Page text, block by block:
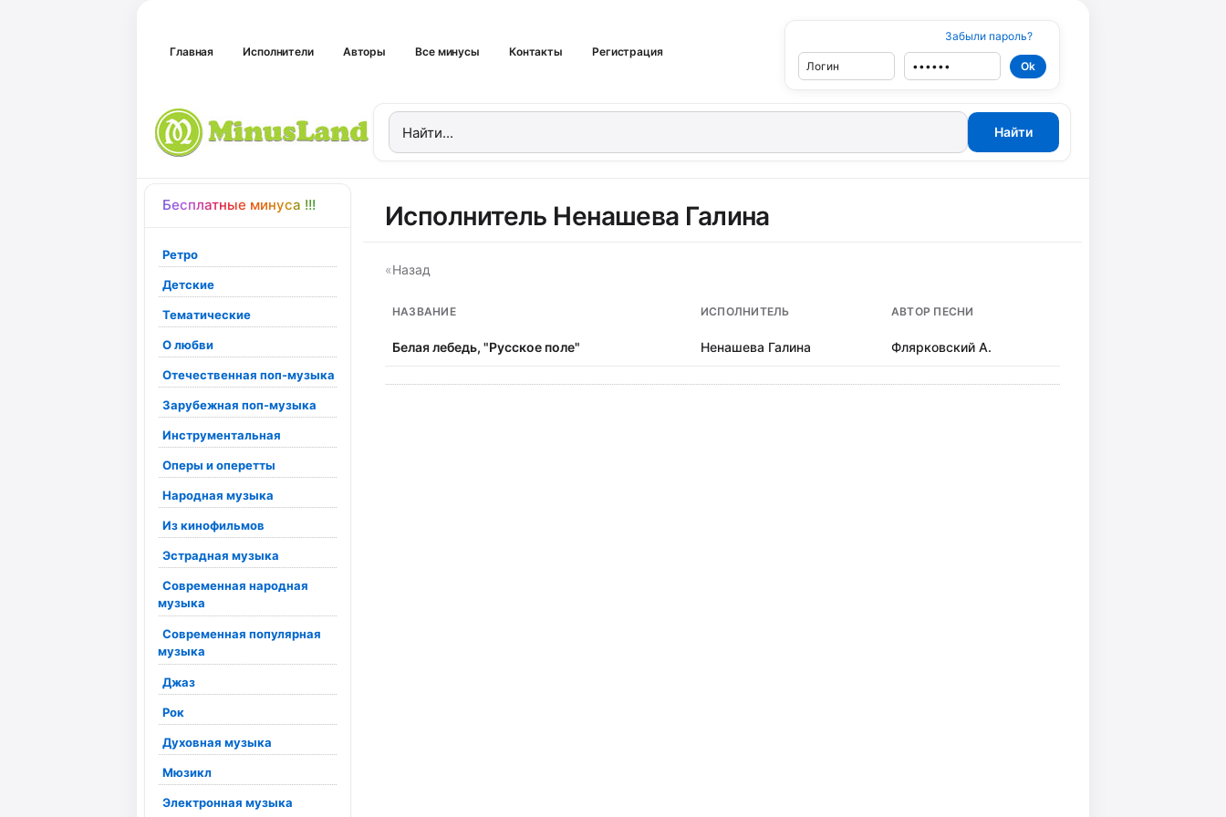
Главная Исполнители Авторы Все минусы Контакты Регистрация
Забыли пароль?
Бесплатные минуса !!!
Ретро
Детские
Тематические
О любви
Отечественная поп-музыка
Зарубежная поп-музыка
Инструментальная
Оперы и оперетты
Народная музыка
Из кинофильмов
Эстрадная музыка
Современная народная
музыка
Современная популярная
музыка
Джаз
Рок
Духовная музыка
Мюзикл
Электронная музыка
Исполнитель Ненашева Галина
«Назад
НАЗВАНИЕ ИСПОЛНИТЕЛЬ АВТОР ПЕСНИ
Белая лебедь, "Русское поле" Ненашева Галина Флярковский А.